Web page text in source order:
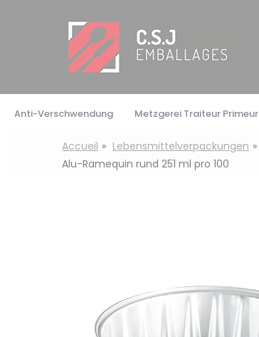
Anti-Verschwendung Metzgerei Traiteur Primeur
Accueil Lebensmittelverpackungen
Alu-Ramequin rund 251 ml pro 100